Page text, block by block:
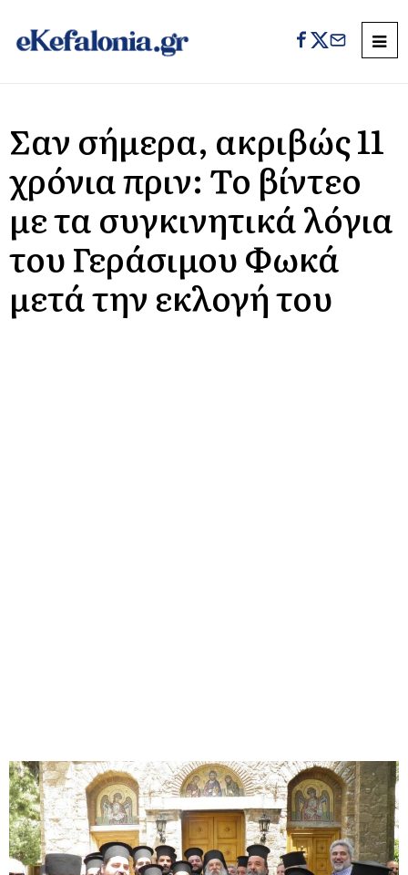
Σαν σήμερα, ακριβώς 11
χρόνια πριν: Το βίντεο
με τα συγκινητικά λόγια
του Γεράσιμου Φωκά
μετά την εκλογή του